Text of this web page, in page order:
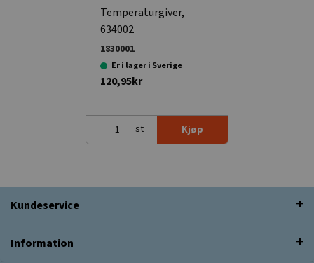
Temperaturgiver,
634002
1830001
Er i lager i Sverige
120,95kr
st Kjøp
Kundeservice
Information